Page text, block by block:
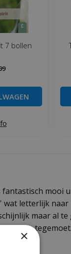
7 bollen
mooi
letterlijk naar
maar al
je
×